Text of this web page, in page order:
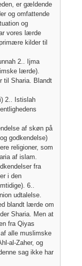
er gældende
og omfattende
og
vores lærde
kilder til
2.. Ijma
lærde).
til Sharia. Blandt
2.. Istislah
af skøn på
godkendelse)
religioner, som
af islam.
fra
i den
6..
udtalelse.
blandt lærde om
Sharia. Men at
fra Qiyas
alle muslimske
al-Zaher, og
sag ikke har